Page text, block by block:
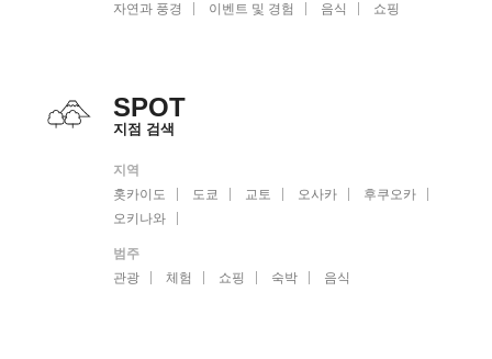
자연과 풍경
이벤트 및 경험 음식 쇼핑
SPOT
지점 검색
지역
홋카이도
도쿄 교토 오사카
후쿠오카
오키나와
범주
관광
체험 쇼핑 숙박 음식